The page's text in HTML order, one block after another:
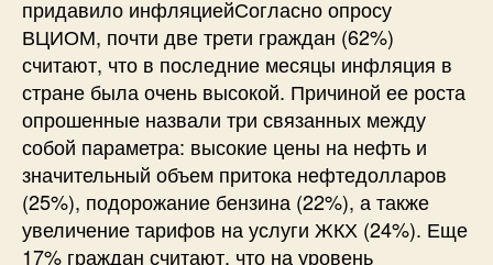
придавило инфляциейСогласно опросу
ВЦИОМ, почти две трети граждан (62%)
считают, что в последние месяцы инфляция в
стране была очень высокой. Причиной ее роста
опрошенные назвали три связанных между
собой параметра: высокие цены на нефть и
значительный объем притока нефтедолларов
(25%), подорожание бензина (22%), а также
увеличение тарифов на услуги ЖКХ (24%). Еще
17% граждан считают, что на уровень